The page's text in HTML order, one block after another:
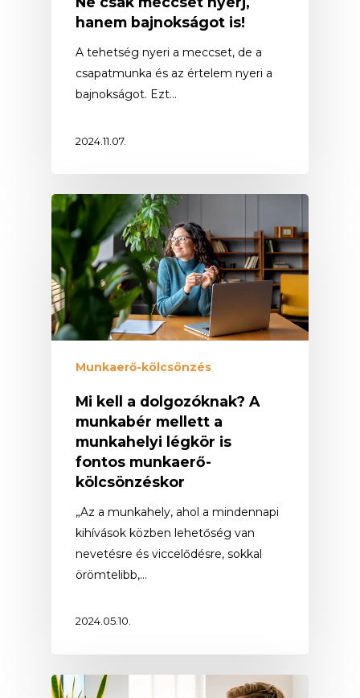
hanem bajnokságot is!
A tehetség nyeri a meccset, de a
csapatmunka és az értelem nyeri a
bajnokságot. Ezt…
2024.11.07.
Munkaerő-kölcsönzés
Mi kell a dolgozóknak? A
munkabér mellett a
munkahelyi légkör is
fontos munkaerő-
kölcsönzéskor
„Az a munkahely, ahol a mindennapi
kihívások közben lehetőség van
nevetésre és viccelődésre, sokkal
örömtelibb,…
2024.05.10.